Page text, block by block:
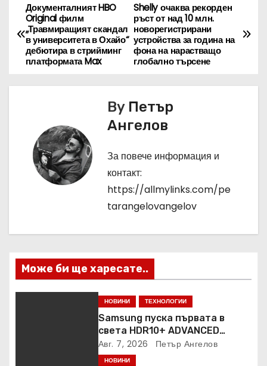
Н
а
в
и
Shelly очаква рекорден
ръст от над 10 млн.
новорегистрирани
устройства за година на
фона на нарастващо
глобално търсене
Документалният HBO
Original филм
„Травмиращият скандал
в университета в Охайо“
дебютира в стрийминг
платформата Max
By Петър
Ангелов
За повече информация и
контакт:
https://allmylinks.com/pe
tarangelovangelov
Може би ще харесате..
НОВИНИ ТЕХНОЛОГИИ
Samsung пуска първата в
света HDR10+ ADVANCED
стрийминг услуга в Prime
Video
Авг. 7, 2026 Петър Ангелов
НОВИНИ